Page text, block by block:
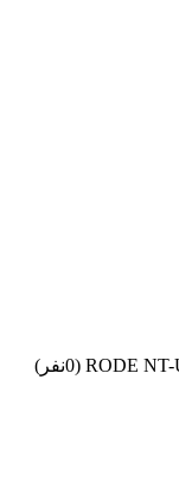
(0نفر)